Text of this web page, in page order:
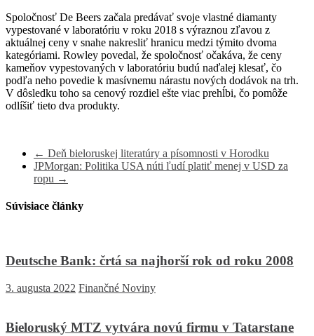
Spoločnosť De Beers začala predávať svoje vlastné diamanty
vypestované v laboratóriu v roku 2018 s výraznou zľavou z
aktuálnej ceny v snahe nakresliť hranicu medzi týmito dvoma
kategóriami. Rowley povedal, že spoločnosť očakáva, že ceny
kameňov vypestovaných v laboratóriu budú naďalej klesať, čo
podľa neho povedie k masívnemu nárastu nových dodávok na trh.
V dôsledku toho sa cenový rozdiel ešte viac prehĺbi, čo pomôže
odlíšiť tieto dva produkty.
← Deň bieloruskej literatúry a písomnosti v Horodku
JPMorgan: Politika USA núti ľudí platiť menej v USD za
ropu →
Súvisiace články
Deutsche Bank: črtá sa najhorší rok od roku 2008
3. augusta 2022 Finančné Noviny
Bieloruský MTZ vytvára novú firmu v Tatarstane